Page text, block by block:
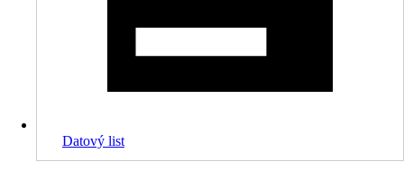
Datový list